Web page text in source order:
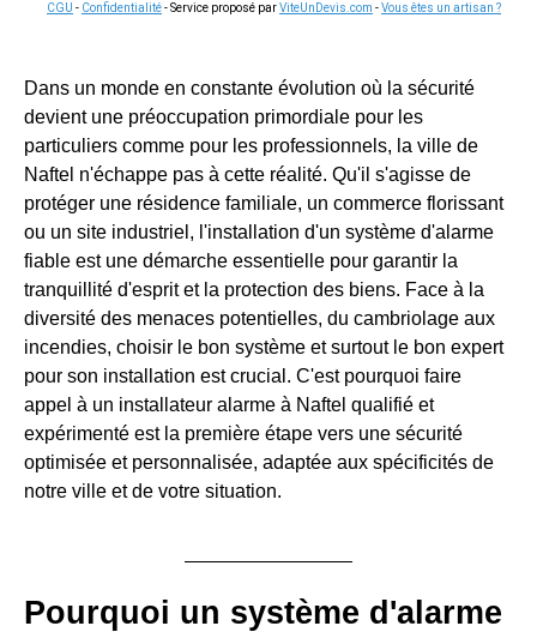
CGU - Confidentialité- Service proposé parViteUnDevis.com -Vous êtes un artisan ?
Dans un monde en constante évolution où la sécurité
devient une préoccupation primordiale pour les
particuliers comme pour les professionnels, la ville de
Naftel n'échappe pas à cette réalité. Qu'il s'agisse de
protéger une résidence familiale, un commerce florissant
ou un site industriel, l'installation d'un système d'alarme
fiable est une démarche essentielle pour garantir la
tranquillité d'esprit et la protection des biens. Face à la
diversité des menaces potentielles, du cambriolage aux
incendies, choisir le bon système et surtout le bon expert
pour son installation est crucial. C'est pourquoi faire
appel à un installateur alarme à Naftel qualifié et
expérimenté est la première étape vers une sécurité
optimisée et personnalisée, adaptée aux spécificités de
notre ville et de votre situation.
Pourquoi un système d'alarme